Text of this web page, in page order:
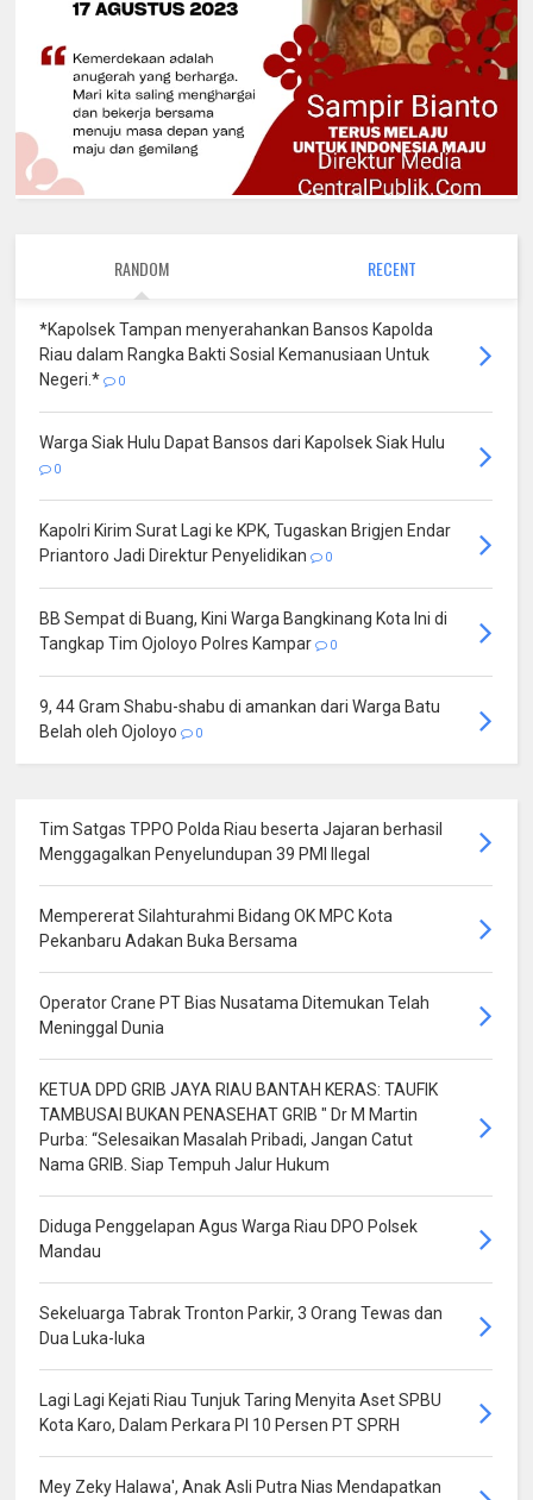
RANDOM RECENT
*Kapolsek Tampan menyerahankan Bansos Kapolda
Riau dalam Rangka Bakti Sosial Kemanusiaan Untuk
Negeri.*
0
Warga Siak Hulu Dapat Bansos dari Kapolsek Siak Hulu
0
Kapolri Kirim Surat Lagi ke KPK, Tugaskan Brigjen Endar
Priantoro Jadi Direktur Penyelidikan
0
BB Sempat di Buang, Kini Warga Bangkinang Kota Ini di
Tangkap Tim Ojoloyo Polres Kampar
0
9, 44 Gram Shabu-shabu di amankan dari Warga Batu
Belah oleh Ojoloyo
0
Tim Satgas TPPO Polda Riau beserta Jajaran berhasil
Menggagalkan Penyelundupan 39 PMI Ilegal
Mempererat Silahturahmi Bidang OK MPC Kota
Pekanbaru Adakan Buka Bersama
Operator Crane PT Bias Nusatama Ditemukan Telah
Meninggal Dunia
KETUA DPD GRIB JAYA RIAU BANTAH KERAS: TAUFIK
TAMBUSAI BUKAN PENASEHAT GRIB " Dr M Martin
Purba: “Selesaikan Masalah Pribadi, Jangan Catut
Nama GRIB. Siap Tempuh Jalur Hukum
Diduga Penggelapan Agus Warga Riau DPO Polsek
Mandau
Sekeluarga Tabrak Tronton Parkir, 3 Orang Tewas dan
Dua Luka-luka
Lagi Lagi Kejati Riau Tunjuk Taring Menyita Aset SPBU
Kota Karo, Dalam Perkara PI 10 Persen PT SPRH
Mey Zeky Halawa', Anak Asli Putra Nias Mendapatkan